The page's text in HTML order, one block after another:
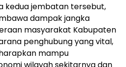
kedua jembatan tersebut,
dampak jangka
masyarakat Kabupaten
penghubung yang vital,
mampu
wilayah sekitarnya dan